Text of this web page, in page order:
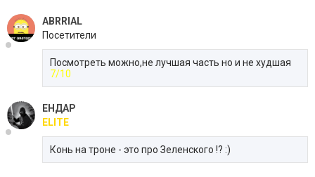
ABRRIAL
Посетители
Посмотреть можно,не лучшая часть но и не худшая
7/10
ЕНДАР
ELITE
Конь на троне - это про Зеленского !? :)